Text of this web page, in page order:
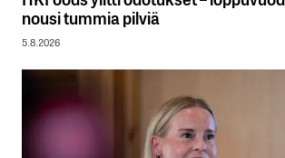
nousi tummia pilviä
5.8.2026